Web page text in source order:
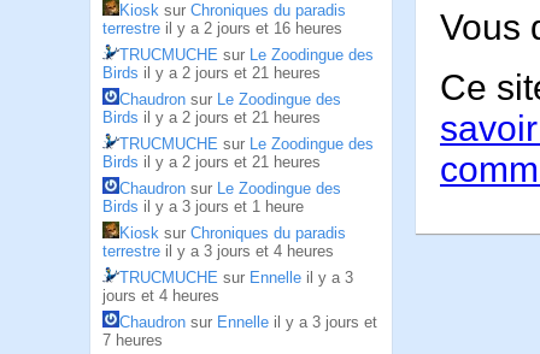
Kiosk sur Chroniques du paradis
terrestre il y a 2 jours et 16 heures
TRUCMUCHE sur Le Zoodingue des
Birds il y a 2 jours et 21 heures
Chaudron sur Le Zoodingue des
Birds il y a 2 jours et 21 heures
TRUCMUCHE sur Le Zoodingue des
Birds il y a 2 jours et 21 heures
Chaudron sur Le Zoodingue des
Birds il y a 3 jours et 1 heure
Kiosk sur Chroniques du paradis
terrestre il y a 3 jours et 4 heures
TRUCMUCHE sur Ennelle il y a 3
jours et 4 heures
Chaudron sur Ennelle il y a 3 jours et
7 heures
Vous
Ce